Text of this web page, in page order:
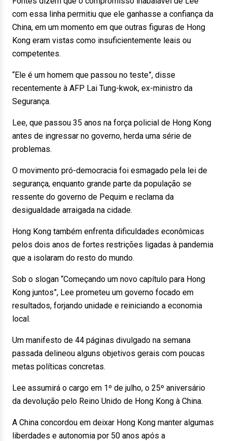
com essa linha permitiu que ele ganhasse a confiança da
China, em um momento em que outras figuras de Hong
Kong eram vistas como insuficientemente leais ou
competentes.
“Ele é um homem que passou no teste”, disse
recentemente à AFP Lai Tung-kwok, ex-ministro da
Segurança.
Lee, que passou 35 anos na força policial de Hong Kong
antes de ingressar no governo, herda uma série de
problemas.
O movimento pró-democracia foi esmagado pela lei de
segurança, enquanto grande parte da população se
ressente do governo de Pequim e reclama da
desigualdade arraigada na cidade.
Hong Kong também enfrenta dificuldades econômicas
pelos dois anos de fortes restrições ligadas à pandemia
que a isolaram do resto do mundo.
Sob o slogan “Começando um novo capítulo para Hong
Kong juntos”, Lee prometeu um governo focado em
resultados, forjando unidade e reiniciando a economia
local.
Um manifesto de 44 páginas divulgado na semana
passada delineou alguns objetivos gerais com poucas
metas políticas concretas.
Lee assumirá o cargo em 1º de julho, o 25º aniversário
da devolução pelo Reino Unido de Hong Kong à China.
A China concordou em deixar Hong Kong manter algumas
liberdades e autonomia por 50 anos após a